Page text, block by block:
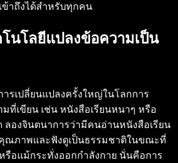
ข้าถึงได้สำหรับทุกคน
นโลยีแปลงข้อความเป็น
ารเปลี่ยนแปลงครั้งใหญ่ในโลกการ
ที่เขียน เช่น หนังสือเรียนหนาๆ หรือ
ลองจินตนาการว่ามีคนอ่านหนังสือเรียน
ณภาพและฟังดูเป็นธรรมชาติในขณะที่
รือแม้กระทั่งออกกำลังกาย นั่นคือการ